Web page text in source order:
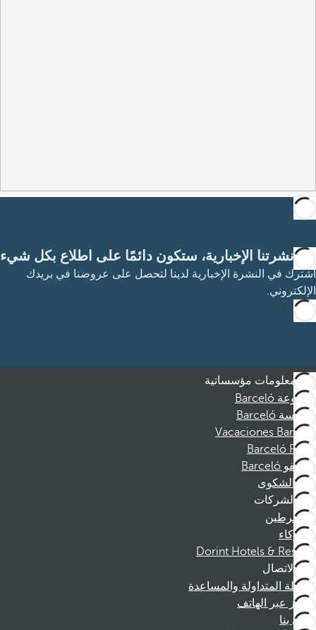
مع نشرتنا الإخبارية، ستكون دائمًا على اطلاع بكل شيء
اشترك في النشرة الإخبارية لدينا لتحصل على عروضنا في بريدك
الإلكتروني.
الاشتراك
معلومات مؤسساتية
مجموعة Barceló
مؤسسة Barceló
Vacaciones Barceló
Barceló Films
موظفو Barceló
قناة الشكوى
الشركات
المنخرطين
الشركاء
Dorint Hotels & Resorts
الاتصال
الأسئلة المتداولة والمساعدة
الحجز عبر الهاتف
اتصل بنا